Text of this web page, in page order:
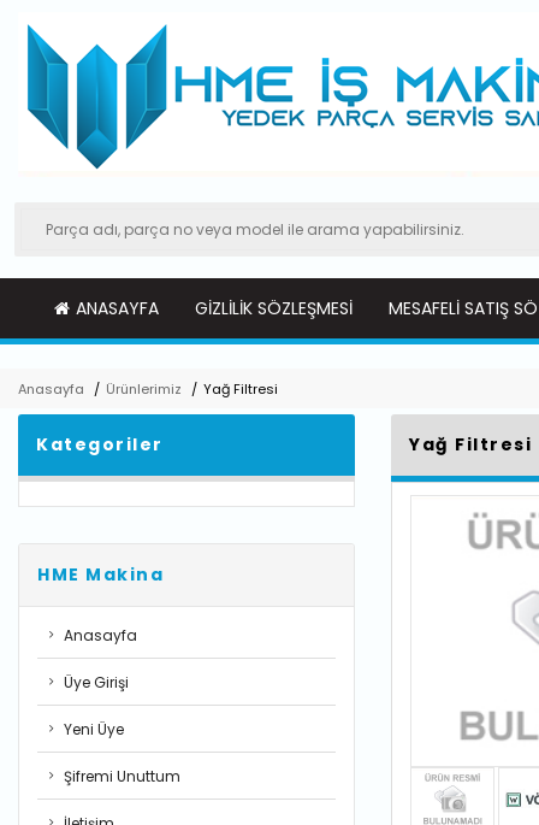
ANASAYFA GIZLILIK SÖZLEŞMESI MESAFELI SATIŞ
Anasayfa / Ürünlerimiz / Yağ Filtresi
Kategoriler
HME Makina
Anasayfa
Üye Girişi
Yeni Üye
Şifremi Unuttum
Yağ Filtresi